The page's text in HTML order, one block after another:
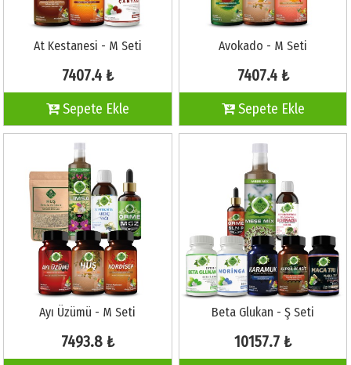
At Kestanesi - M Seti
7407.4 ₺
Sepete Ekle
Avokado - M Seti
7407.4 ₺
Sepete Ekle
Ayı Üzümü - M Seti
7493.8 ₺
Beta Glukan - Ş Seti
10157.7 ₺